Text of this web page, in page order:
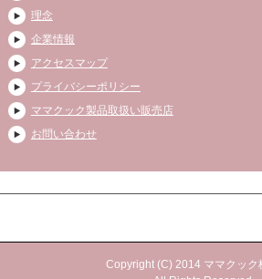
理念
企業情報
アクセスマップ
プライバシーポリシー
ママクック製品取扱い販売店
お問い合わせ
Copyright (C) 2014 ママクック